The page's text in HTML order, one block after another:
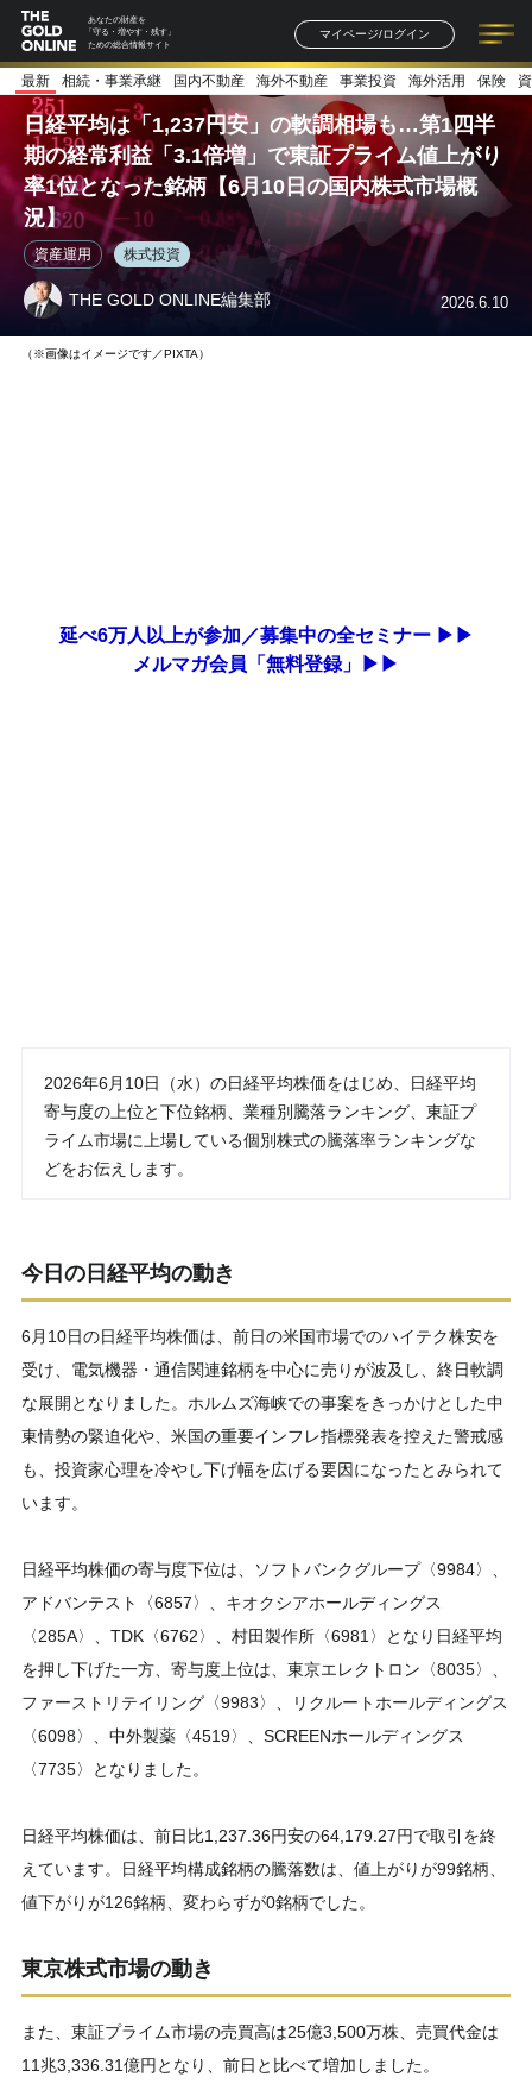
あなたの財産を
「守る・増やす・残す」
ための総合情報サイト
マイページ/ログイン
記事一覧 連載一覧
著者一覧 書籍一覧
最新 相続・事業承継 国内不動産 海外不動産 事業投資 海外活用 保険
日経平均は「1,237円安」の軟調相場も…第1四半
期の経常利益「3.1倍増」で東証プライム値上がり
率1位となった銘柄【6月10日の国内株式市場概
況】
資産運用 株式投資
THE GOLD ONLINE編集部 2026.6.10
（※画像はイメージです／PIXTA）
延べ6万人以上が参加／募集中の全セミナー ▶▶
メルマガ会員「無料登録」▶▶
2026年6月10日（水）の日経平均株価をはじめ、日経平均
寄与度の上位と下位銘柄、業種別騰落ランキング、東証プ
ライム市場に上場している個別株式の騰落率ランキングな
どをお伝えします。
今日の日経平均の動き
6月10日の日経平均株価は、前日の米国市場でのハイテク株安を
受け、電気機器・通信関連銘柄を中心に売りが波及し、終日軟調
な展開となりました。ホルムズ海峡での事案をきっかけとした中
東情勢の緊迫化や、米国の重要インフレ指標発表を控えた警戒感
も、投資家心理を冷やし下げ幅を広げる要因になったとみられて
います。
日経平均株価の寄与度下位は、ソフトバンクグループ〈9984〉、
アドバンテスト〈6857〉、キオクシアホールディングス
〈285A〉、TDK〈6762〉、村田製作所〈6981〉となり日経平均
を押し下げた一方、寄与度上位は、東京エレクトロン〈8035〉、
ファーストリテイリング〈9983〉、リクルートホールディングス
〈6098〉、中外製薬〈4519〉、SCREENホールディングス
〈7735〉となりました。
日経平均株価は、前日比1,237.36円安の64,179.27円で取引を終
えています。日経平均構成銘柄の騰落数は、値上がりが99銘柄、
値下がりが126銘柄、変わらずが0銘柄でした。
東京株式市場の動き
また、東証プライム市場の売買高は25億3,500万株、売買代金は
11兆3,336.31億円となり、前日と比べて増加しました。